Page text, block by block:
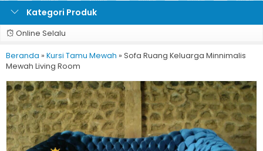
Kategori Produk
Online Selalu
Beranda » Kursi Tamu Mewah » Sofa Ruang Keluarga Minnimalis
Mewah Living Room